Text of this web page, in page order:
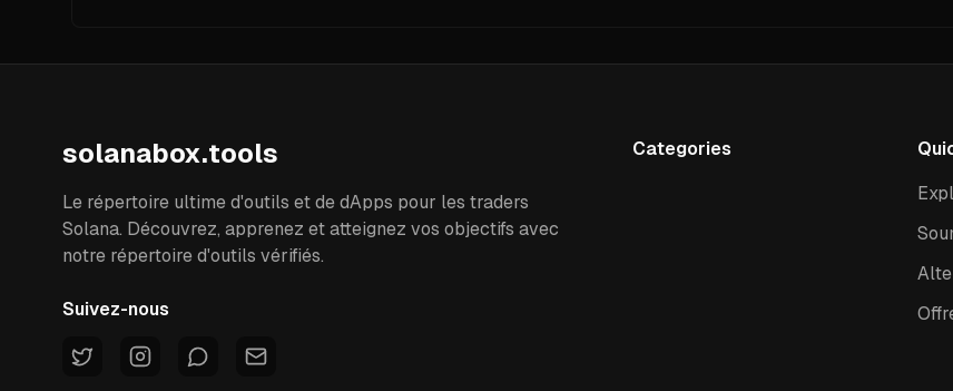
solanabox.tools
Le répertoire ultime d'outils et de dApps pour les traders
Solana. Découvrez, apprenez et atteignez vos objectifs avec
notre répertoire d'outils vérifiés.
Suivez-nous
Categories